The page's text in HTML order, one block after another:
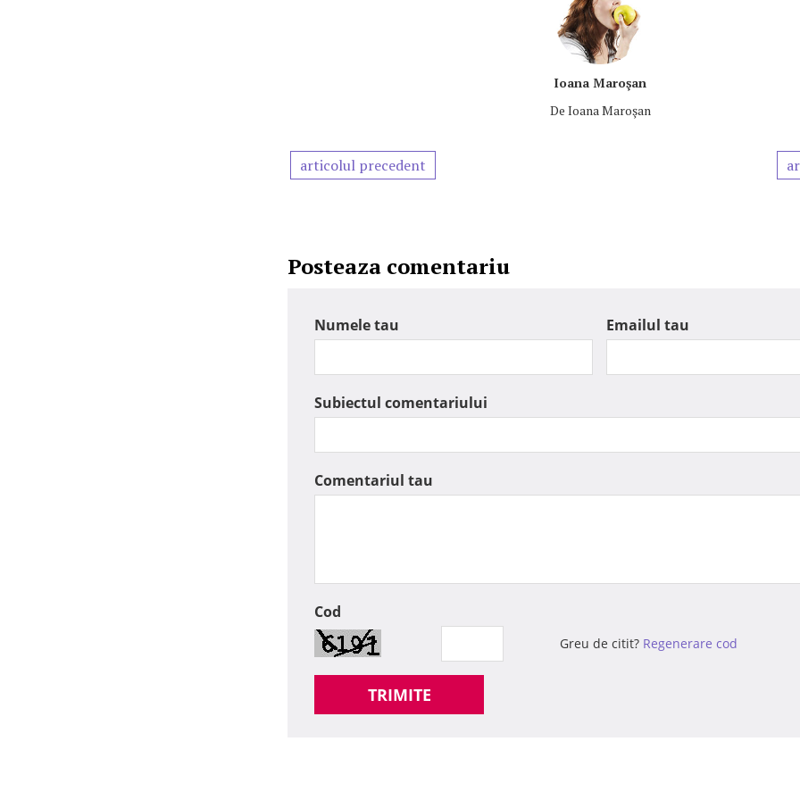
Ioana Maroşan
De Ioana Maroşan
articolul precedent
Posteaza comentariu
Numele tau Emailul tau
Subiectul comentariului
Comentariul tau
Cod
Greu de citit? Regenerare cod
TRIMITE